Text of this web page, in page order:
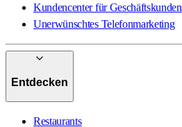
Kundencenter für Geschäftskunden
Unerwünschtes Telefonmarketing
Entdecken
Restaurants